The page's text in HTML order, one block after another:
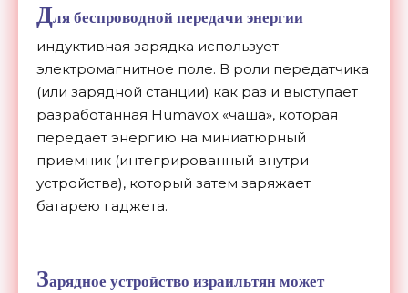
Для беспроводной передачи энергии
индуктивная зарядка использует
электромагнитное поле. В роли передатчика
(или зарядной станции) как раз и выступает
разработанная Humavox «чаша», которая
передает энергию на миниатюрный
приемник (интегрированный внутри
устройства), который затем заряжает
батарею гаджета.
Зарядное устройство израильтян может